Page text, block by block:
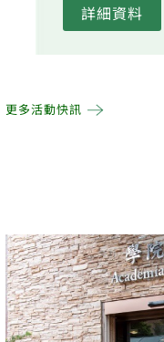
詳細資料
更多活動快訊